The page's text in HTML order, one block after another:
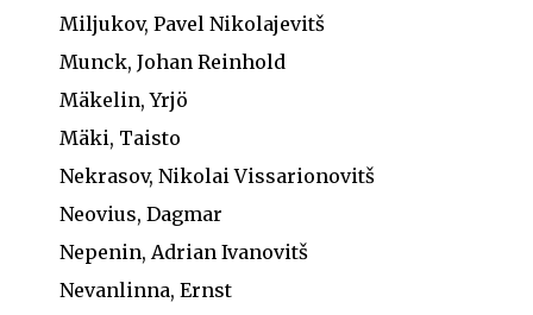
Miljukov, Pavel Nikolajevitš
Munck, Johan Reinhold
Mäkelin, Yrjö
Mäki, Taisto
Nekrasov, Nikolai Vissarionovitš
Neovius, Dagmar
Nepenin, Adrian Ivanovitš
Nevanlinna, Ernst